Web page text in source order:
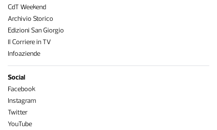
CdT Weekend
Archivio Storico
Edizioni San Giorgio
Il Corriere in TV
Infoaziende
Social
Facebook
Instagram
Twitter
YouTube